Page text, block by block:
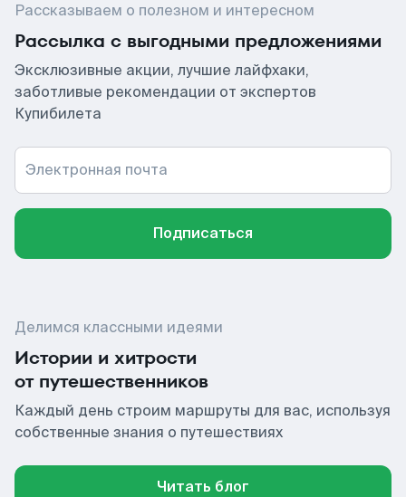
Рассказываем о полезном и интересном
Рассылка с выгодными предложениями
Эксклюзивные акции, лучшие лайфхаки,
заботливые рекомендации от экспертов
Купибилета
Электронная почта
Подписаться
Делимся классными идеями
Истории и хитрости
от путешественников
Каждый день строим маршруты для вас, используя
собственные знания о путешествиях
Читать блог